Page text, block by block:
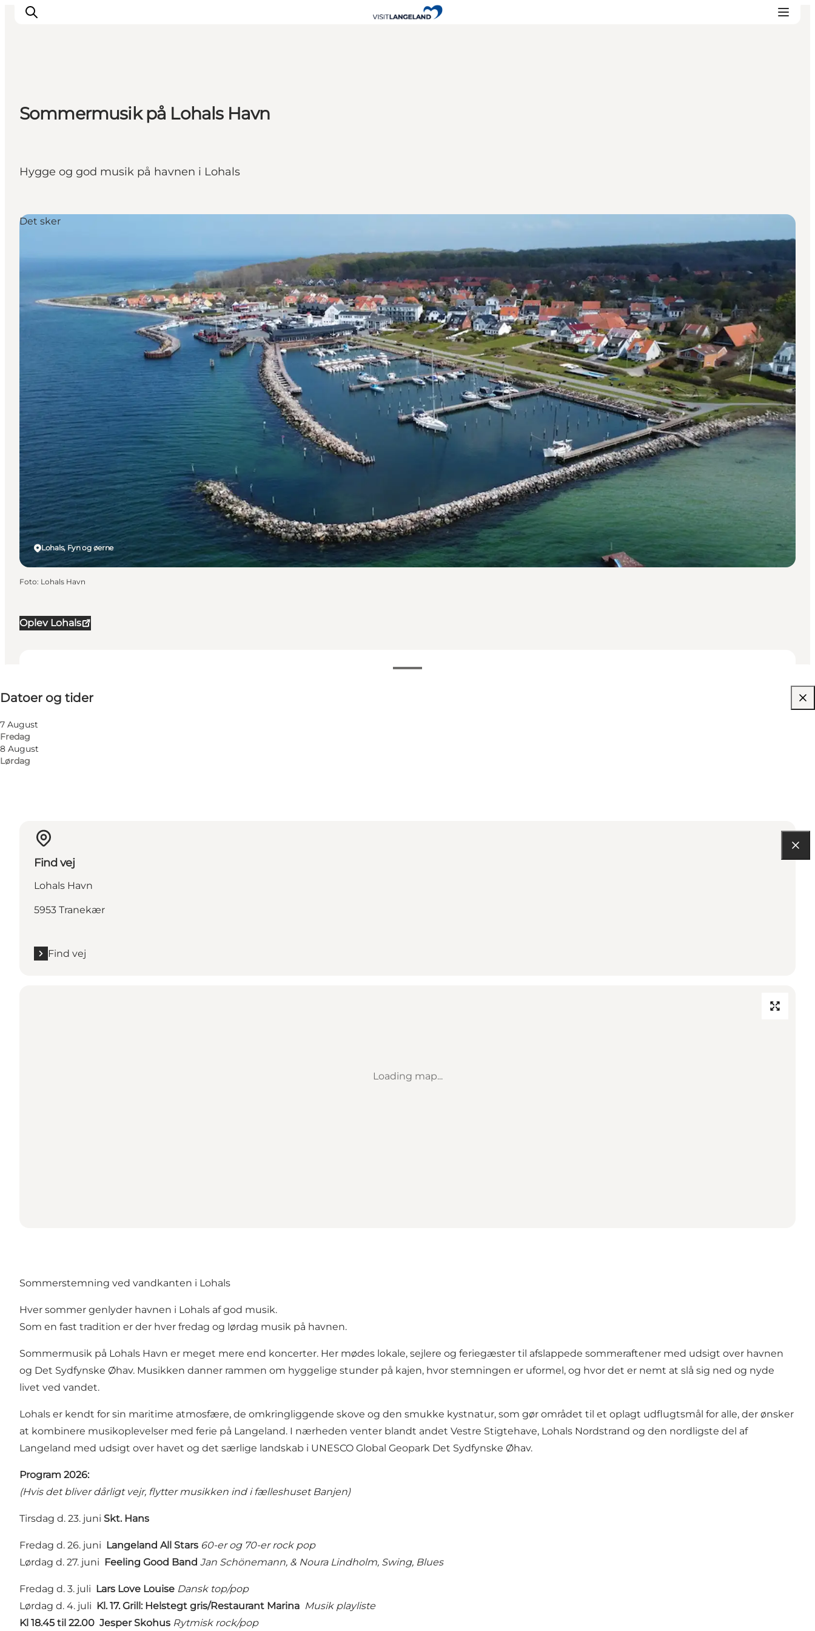
Oplevelser
Byer og øer
Planlæg ferie
Sommermusik på Lohals Havn
Hygge og god musik på havnen i Lohals
Oplev Lohals
Datoer og tider
7 August
Fredag
8 August
Lørdag
Besøg hjemmeside
Lohals, Fyn og øerne
Det sker
Foto: Lohals Havn
Find vej
Lohals Havn
5953 Tranekær
Find vej
Loading map...
Sommerstemning ved vandkanten i Lohals
Hver sommer genlyder havnen i Lohals af god musik.
Som en fast tradition er der hver fredag og lørdag musik på havnen.
Sommermusik på Lohals Havn er meget mere end koncerter. Her mødes lokale, sejlere og feriegæster til afslappede sommeraftener med udsigt over havnen
og Det Sydfynske Øhav. Musikken danner rammen om hyggelige stunder på kajen, hvor stemningen er uformel, og hvor det er nemt at slå sig ned og nyde
livet ved vandet.
Lohals er kendt for sin maritime atmosfære, de omkringliggende skove og den smukke kystnatur, som gør området til et oplagt udflugtsmål for alle, der ønsker
at kombinere musikoplevelser med ferie på Langeland. I nærheden venter blandt andet Vestre Stigtehave, Lohals Nordstrand og den nordligste del af
Langeland med udsigt over havet og det særlige landskab i UNESCO Global Geopark Det Sydfynske Øhav.
Program 2026:
(Hvis det bliver dårligt vejr, flytter musikken ind i fælleshuset Banjen)
Tirsdag d. 23. juni Skt. Hans
Fredag d. 26. juni Langeland All Stars 60-er og 70-er rock pop
Lørdag d. 27. juni Feeling Good Band Jan Schönemann, & Noura Lindholm, Swing, Blues
Fredag d. 3. juli Lars Love Louise Dansk top/pop
Lørdag d. 4. juli Kl. 17. Grill: Helstegt gris/Restaurant Marina Musik playliste
Kl 18.45 til 22.00 Jesper Skohus Rytmisk rock/pop